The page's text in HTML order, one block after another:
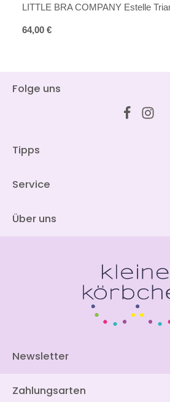
LITTLE BRA COMPANY Estelle
Regulärer Preis:
64,00 €
Folge uns
Tipps
Service
Über uns
Newsletter
Zahlungsarten